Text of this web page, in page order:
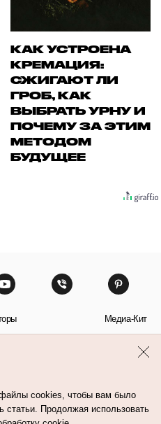
КАК УСТРОЕНА
КРЕМАЦИЯ:
СЖИГАЮТ ЛИ
ГРОБ, КАК
ВЫБРАТЬ УРНУ И
ПОЧЕМУ ЗА ЭТИМ
МЕТОДОМ
БУДУЩЕЕ
Медиа-Кит
cookies, чтобы вам было
статьи. Продолжая использовать